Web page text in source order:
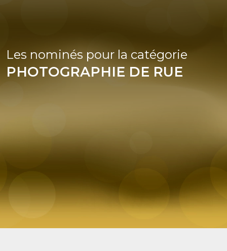
Les nominés pour la catégorie
PHOTOGRAPHIE DE RUE